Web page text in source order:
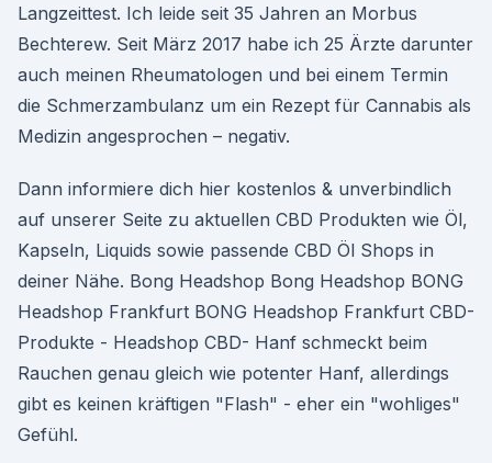
Langzeittest. Ich leide seit 35 Jahren an Morbus
Bechterew. Seit März 2017 habe ich 25 Ärzte darunter
auch meinen Rheumatologen und bei einem Termin
die Schmerzambulanz um ein Rezept für Cannabis als
Medizin angesprochen – negativ.
Dann informiere dich hier kostenlos & unverbindlich
auf unserer Seite zu aktuellen CBD Produkten wie Öl,
Kapseln, Liquids sowie passende CBD Öl Shops in
deiner Nähe. Bong Headshop Bong Headshop BONG
Headshop Frankfurt BONG Headshop Frankfurt CBD-
Produkte - Headshop CBD- Hanf schmeckt beim
Rauchen genau gleich wie potenter Hanf, allerdings
gibt es keinen kräftigen "Flash" - eher ein "wohliges"
Gefühl.